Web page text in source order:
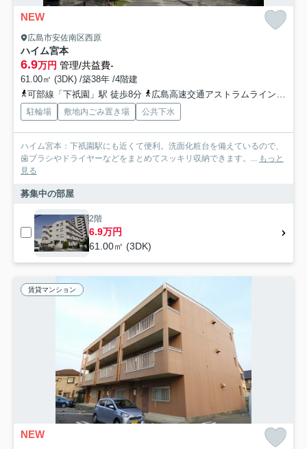
NEW
広島市安佐南区西原
ハイム宮本
6.9万円 管理/共益費-
61.00㎡ (3DK) /築38年 /4階建
可部線「下祇園」駅 徒歩8分
広島高速交通アストラムライン「西原」駅 徒歩10分
駐輪場 敷地内ごみ置き場 公共下水
ハイム宮本：下祇園駅にも近くて便利。洗面化粧台を備えているので、
歯ブラシやドライヤーなどをまとめてスッキリ収納できます。... もっと
見る
募集中の部屋
2階
6.9万円
61.00㎡ (3DK)
賃貸マンション
NEW